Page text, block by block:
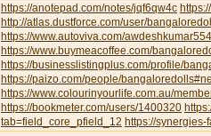
https://anotepad.com/notes/jqf6qw4c
http://atlas.dustforce.com/user/
https://www.autoviva.com/
https://www.buymeacoffee.com/
https://businesslistingplus.com/profile/
https://paizo.com/people/
https://www.colourinyourlife.com.au/
https://bookmeter.com/users/1400320
tab=field_core_pfield_12 https://